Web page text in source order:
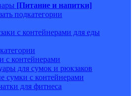
[Питание и напитки]
подкатегории
с контейнерами для еды
с контейнерами
для сумок и рюкзаков
сумки с контейнерами
для фитнеса